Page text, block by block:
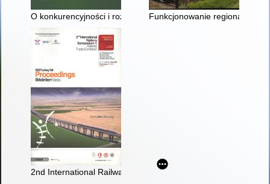
O konkurencyjności i rozwoju kolei w Polsce w perspektywie
Funkcjonowanie regionalnego
2nd International Railway Symposium & Railway Trade